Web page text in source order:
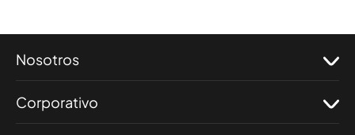
Nosotros
Corporativo